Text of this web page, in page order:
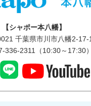
【シャポー本八幡】
千葉県市川市八幡2-17-
336-2311（10:30～17:30）